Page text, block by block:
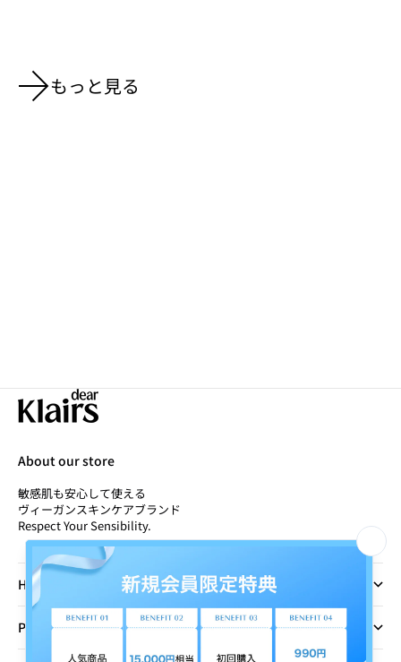
もっと見る
About our store
敏感肌も安心して使える
ヴィーガンスキンケアブランド
Respect Your Sensibility.
Home
Policy